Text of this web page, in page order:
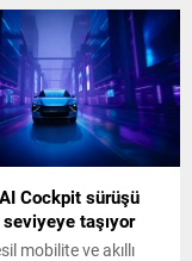
satışa sundu.
Advance ve
olmak üzere iki
satışa sunulan
6, sırasıyla
km (63 kWh) ve
(84 kWh) menzile
model, yeni nesil...
Cockpit sürüşü
taşıyor
mobilite ve akıllı